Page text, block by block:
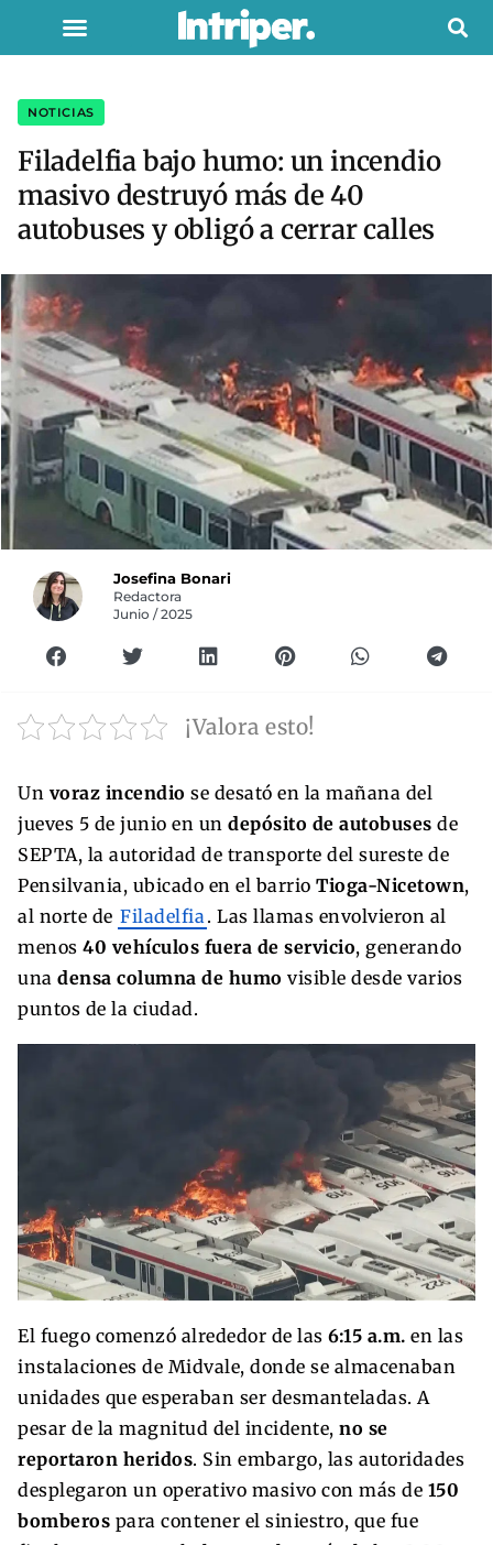
NOTICIAS
Filadelfia bajo humo: un incendio
masivo destruyó más de 40
autobuses y obligó a cerrar calles
Josefina Bonari
Redactora
Junio / 2025
¡Valora esto!
Un voraz incendio se desató en la mañana del
jueves 5 de junio en un depósito de autobuses de
SEPTA, la autoridad de transporte del sureste de
Pensilvania, ubicado en el barrio Tioga-Nicetown,
al norte de Filadelfia . Las llamas envolvieron al
menos 40 vehículos fuera de servicio, generando
una densa columna de humo visible desde varios
puntos de la ciudad.
El fuego comenzó alrededor de las 6:15 a.m. en las
instalaciones de Midvale, donde se almacenaban
unidades que esperaban ser desmanteladas. A
pesar de la magnitud del incidente, no se
reportaron heridos. Sin embargo, las autoridades
desplegaron un operativo masivo con más de 150
bomberos para contener el siniestro, que fue